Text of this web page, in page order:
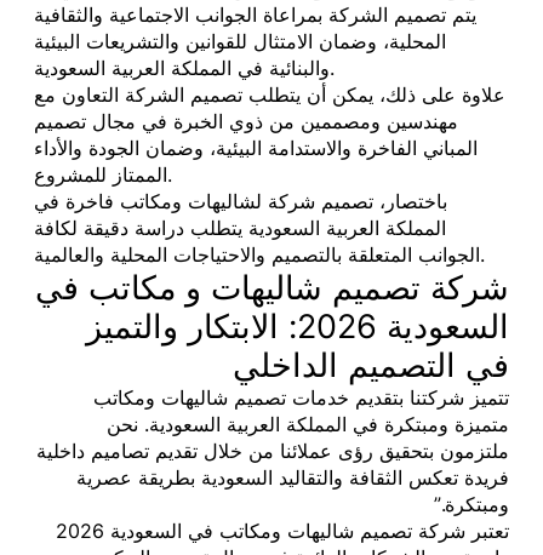
يتم تصميم الشركة بمراعاة الجوانب الاجتماعية والثقافية
المحلية، وضمان الامتثال للقوانين والتشريعات البيئية
والبنائية في المملكة العربية السعودية.
علاوة على ذلك، يمكن أن يتطلب تصميم الشركة التعاون مع
مهندسين ومصممين من ذوي الخبرة في مجال تصميم
المباني الفاخرة والاستدامة البيئية، وضمان الجودة والأداء
الممتاز للمشروع.
باختصار، تصميم شركة لشاليهات ومكاتب فاخرة في
المملكة العربية السعودية يتطلب دراسة دقيقة لكافة
الجوانب المتعلقة بالتصميم والاحتياجات المحلية والعالمية.
شركة تصميم شاليهات و مكاتب في
السعودية 2026: الابتكار والتميز
في التصميم الداخلي
تتميز شركتنا بتقديم خدمات تصميم شاليهات ومكاتب
متميزة ومبتكرة في المملكة العربية السعودية. نحن
ملتزمون بتحقيق رؤى عملائنا من خلال تقديم تصاميم داخلية
فريدة تعكس الثقافة والتقاليد السعودية بطريقة عصرية
ومبتكرة.”
تعتبر شركة تصميم شاليهات ومكاتب في السعودية 2026